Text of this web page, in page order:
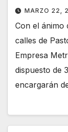
MARZO 22,
Con el ánimo
calles de
Empresa
dispuesto de
encargarán